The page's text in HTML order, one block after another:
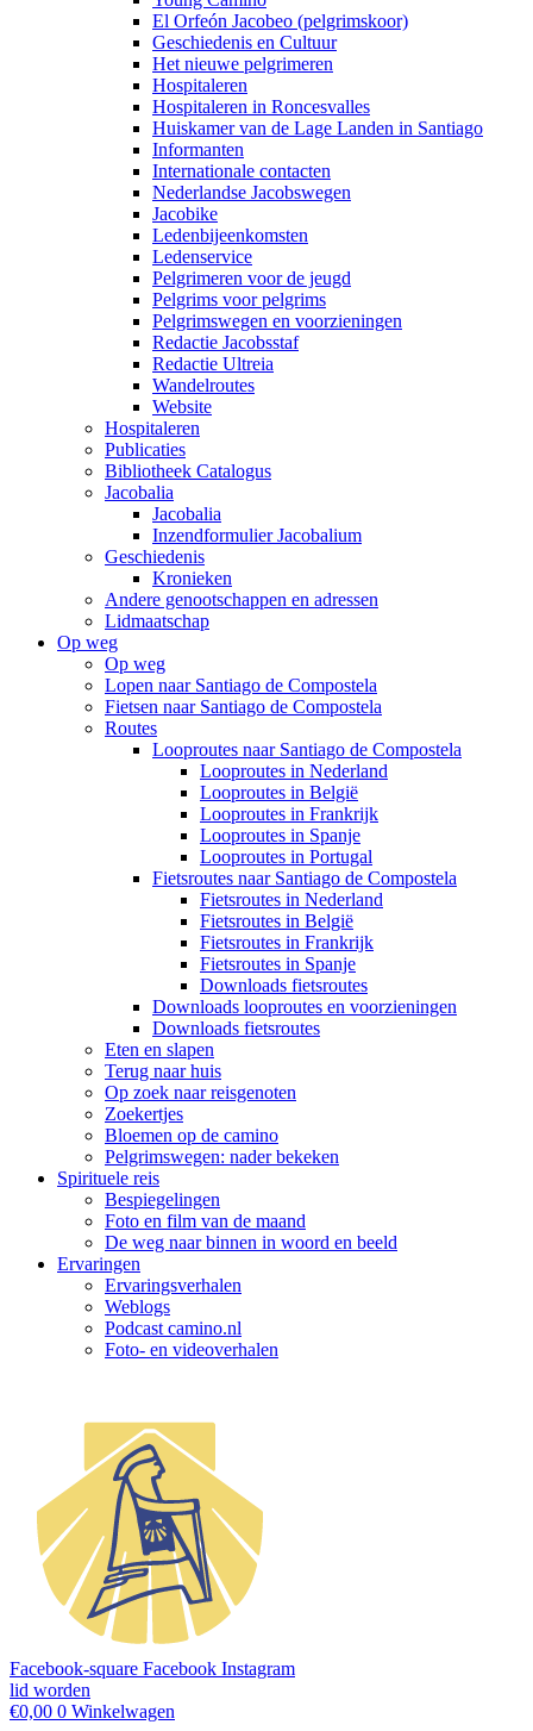
El Orfeón Jacobeo (pelgrimskoor)
Geschiedenis en Cultuur
Het nieuwe pelgrimeren
Hospitaleren
Hospitaleren in Roncesvalles
Huiskamer van de Lage Landen in Santiago
Informanten
Internationale contacten
Nederlandse Jacobswegen
Jacobike
Ledenbijeenkomsten
Ledenservice
Pelgrimeren voor de jeugd
Pelgrims voor pelgrims
Pelgrimswegen en voorzieningen
Redactie Jacobsstaf
Redactie Ultreia
Wandelroutes
Website
Hospitaleren
Publicaties
Bibliotheek Catalogus
Jacobalia
Jacobalia
Inzendformulier Jacobalium
Geschiedenis
Kronieken
Andere genootschappen en adressen
Lidmaatschap
Op weg
Op weg
Lopen naar Santiago de Compostela
Fietsen naar Santiago de Compostela
Routes
Looproutes naar Santiago de Compostela
Looproutes in Nederland
Looproutes in België
Looproutes in Frankrijk
Looproutes in Spanje
Looproutes in Portugal
Fietsroutes naar Santiago de Compostela
Fietsroutes in Nederland
Fietsroutes in België
Fietsroutes in Frankrijk
Fietsroutes in Spanje
Downloads fietsroutes
Downloads looproutes en voorzieningen
Downloads fietsroutes
Eten en slapen
Terug naar huis
Op zoek naar reisgenoten
Zoekertjes
Bloemen op de camino
Pelgrimswegen: nader bekeken
Spirituele reis
Bespiegelingen
Foto en film van de maand
De weg naar binnen in woord en beeld
Ervaringen
Ervaringsverhalen
Weblogs
Podcast camino.nl
Foto- en videoverhalen
Facebook-square Facebook Instagram
lid worden
€0,00 0 Winkelwagen